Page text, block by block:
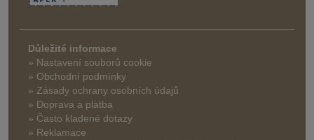
Důležité informace
» Nastavení souborů cookie
» Obchodní podmínky
» Zásady ochrany osobních údajů
» Doprava a platba
» Často kladené dotazy
» Reklamace